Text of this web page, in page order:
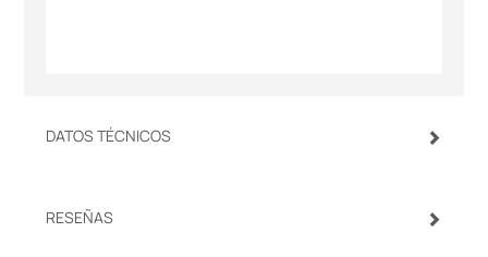
DATOS TÉCNICOS
RESEÑAS